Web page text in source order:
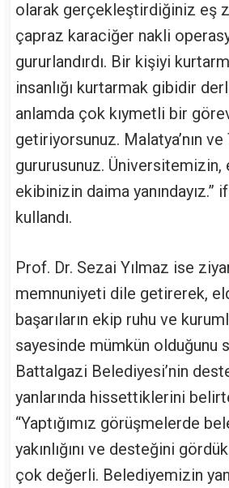
olarak gerçekleştirdiğiniz eş
çapraz karaciğer nakli
gururlandırdı. Bir kişiyi
insanlığı kurtarmak gibidir
anlamda çok kıymetli bir
getiriyorsunuz. Malatya’nın ve
gururusunuz. Üniversitemizin,
ekibinizin daima yanındayız.”
kullandı.
Prof. Dr. Sezai Yılmaz ise
memnuniyeti dile getirerek,
başarıların ekip ruhu ve
sayesinde mümkün olduğunu
Battalgazi Belediyesi’nin
yanlarında hissettiklerini
“Yaptığımız görüşmelerde
yakınlığını ve desteğini
çok değerli. Belediyemizin